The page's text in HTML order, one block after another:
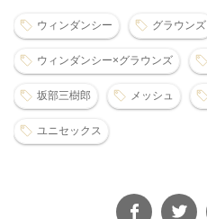
ウィンダンシー グラウンズ
ウィンダンシー×グラウンズ
坂部三樹郎 メッシュ
ユニセックス